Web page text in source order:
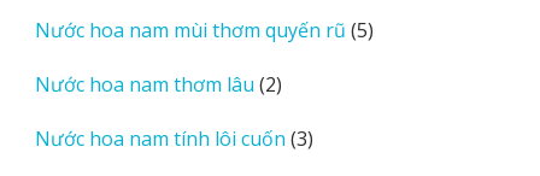
phẩm
Nước hoa nam mùi thơm quyến rũ 55
Nước hoa nam thơm lâu 22
phẩm
Nước hoa nam tính lôi cuốn 33